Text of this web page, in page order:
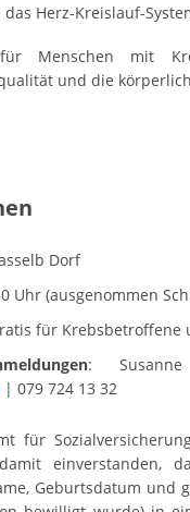
Herz-Kreislauf-
Menschen mit
und die
Dorf
Uhr (ausgenommen
für Krebsbetroffene
:
| 079 724 13 32
für
einverstanden,
Geburtsdatum und